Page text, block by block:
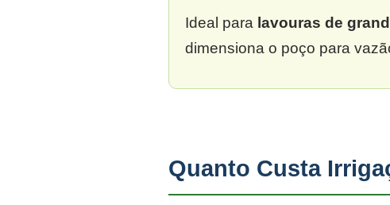
Ideal para lavouras de
dimensiona o poço para
Quanto Custa